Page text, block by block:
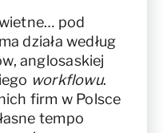
pod
działa według
anglosaskiej
workflowu.
firm w Polsce
tempo